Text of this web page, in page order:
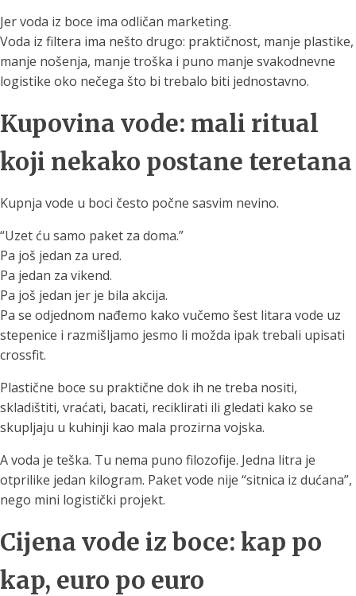
Jer voda iz boce ima odličan marketing.
Voda iz filtera ima nešto drugo: praktičnost, manje plastike,
manje nošenja, manje troška i puno manje svakodnevne
logistike oko nečega što bi trebalo biti jednostavno.
Kupovina vode: mali ritual
koji nekako postane teretana
Kupnja vode u boci često počne sasvim nevino.
“Uzet ću samo paket za doma.”
Pa još jedan za ured.
Pa jedan za vikend.
Pa još jedan jer je bila akcija.
Pa se odjednom nađemo kako vučemo šest litara vode uz
stepenice i razmišljamo jesmo li možda ipak trebali upisati
crossfit.
Plastične boce su praktične dok ih ne treba nositi,
skladištiti, vraćati, bacati, reciklirati ili gledati kako se
skupljaju u kuhinji kao mala prozirna vojska.
A voda je teška. Tu nema puno filozofije. Jedna litra je
otprilike jedan kilogram. Paket vode nije “sitnica iz dućana”,
nego mini logistički projekt.
Cijena vode iz boce: kap po
kap, euro po euro